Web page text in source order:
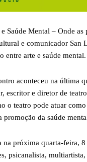
Saúde Mental – Onde
e comunicador San
entre arte e saúde mental.
aconteceu na última
escritor e diretor de
o teatro pode atuar
promoção da saúde
na próxima quarta-feira,
psicanalista,